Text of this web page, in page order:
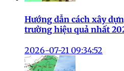
Hướng dẫn cách xây
trường hiệu quả nhất
2026-07-21 09:34:52